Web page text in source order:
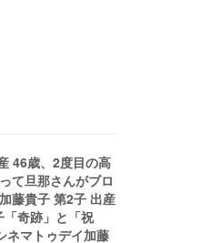
46歳、2度目の高
て旦那さんがブロ
藤貴子 第2子 出産
奇跡」と「祝
ネマトゥデイ加藤